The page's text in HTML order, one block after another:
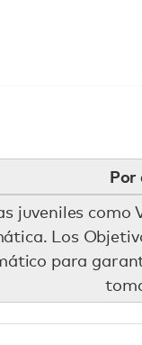
Por
juveniles como
Los
para